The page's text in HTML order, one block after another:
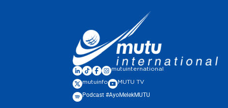
mutuinternational
mutuinfo MUTU TV
Podcast #AyoMelekMUTU